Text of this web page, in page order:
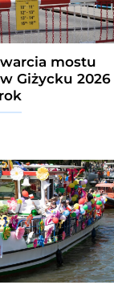
mostu
Giżycku 2026
rok